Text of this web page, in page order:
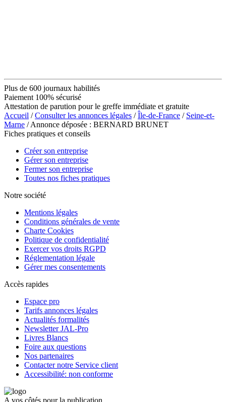
Plus de 600 journaux habilités
Paiement 100% sécurisé
Attestation de parution pour le greffe immédiate et gratuite
Accueil /Consulter les annonces légales /Île-de-France / Seine-et-
Marne / Annonce déposée : BERNARD BRUNET
Fiches pratiques et conseils
Créer son entreprise
Gérer son entreprise
Fermer son entreprise
Toutes nos fiches pratiques
Notre société
Mentions légales
Conditions générales de vente
Charte Cookies
Politique de confidentialité
Exercer vos droits RGPD
Réglementation légale
Gérer mes consentements
Accès rapides
Espace pro
Tarifs annonces légales
Actualités formalités
Newsletter JAL-Pro
Livres Blancs
Foire aux questions
Nos partenaires
Contacter notre Service client
Accessibilité: non conforme
A vos côtés pour la publication